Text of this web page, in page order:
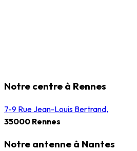
Notre centre à Rennes
7-9 Rue Jean-Louis Bertrand,
35000 Rennes
Notre antenne à Nantes